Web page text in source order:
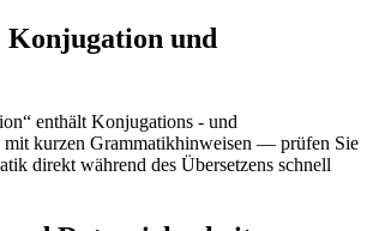
und
enthält Konjugations - und
mit kurzen Grammatikhinweisen — prüfen Sie
direkt während des Übersetzens schnell